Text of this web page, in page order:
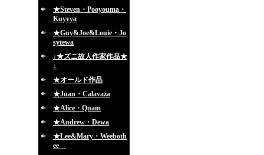
★Steven・Pooyouma・
Kuyvya
★Guy&Joe&Louie・Jo
sytewa
↓★ズニ故人作家作品★
↓
★オールド作品
★Juan・Calavaza
★Alice・Quam
★Andrew・Dewa
★Lee&Mary・Weeboth
ee